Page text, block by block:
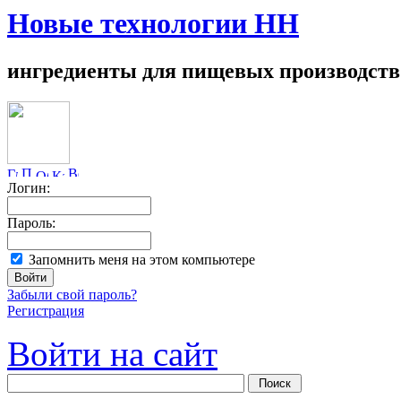
Новые технологии НН
ингредиенты для пищевых производств
Логин:
Пароль:
Запомнить меня на этом компьютере
Забыли свой пароль?
Регистрация
Войти на сайт